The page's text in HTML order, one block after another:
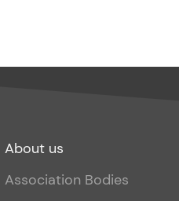
Footer
sub
About us
Association Bodies